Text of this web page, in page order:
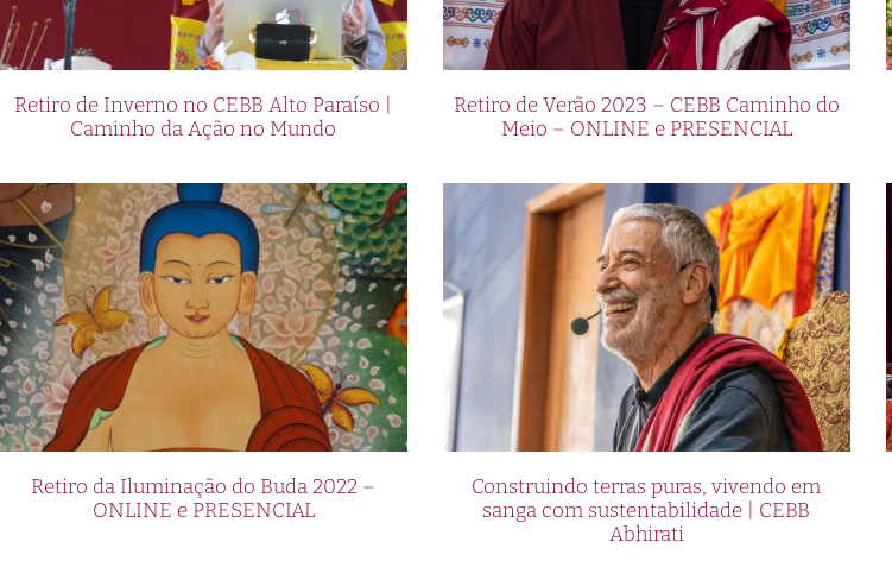
Retiro de Inverno no CEBB Alto Paraíso |
Caminho da Ação no Mundo
Retiro de Verão 2023 – CEBB Caminho do
Meio – ONLINE e PRESENCIAL
Retiro da Iluminação do Buda 2022 –
ONLINE e PRESENCIAL
Construindo terras puras, vivendo em
sanga com sustentabilidade | CEBB
Abhirati